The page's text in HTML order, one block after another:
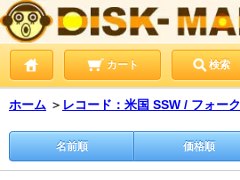
カート 検索
ホーム ＞ レコード：米国 SSW / フォーク
名前順 価格順